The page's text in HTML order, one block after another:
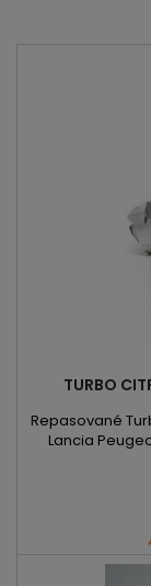
TURBO
Repasované
Lancia
OBSAH: 2179cm